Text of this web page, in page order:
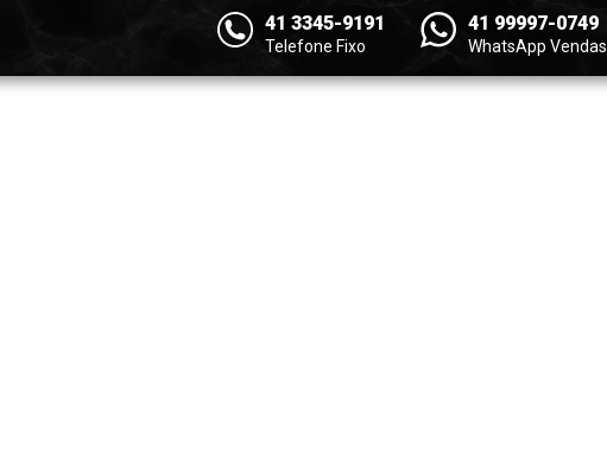
41 3345-9191
Telefone Fixo
41 99997-0749
WhatsApp Vendas